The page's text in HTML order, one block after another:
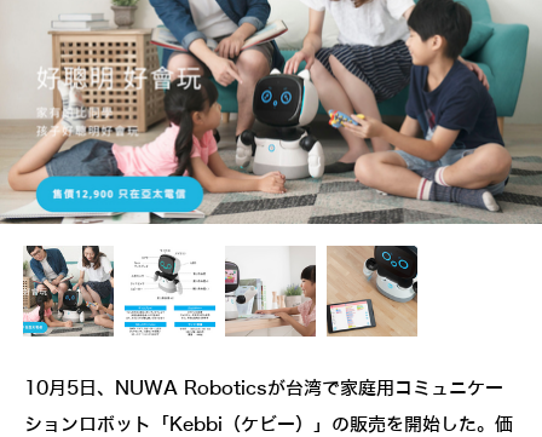
10月5日、NUWA Roboticsが台湾で家庭用コミュニケー
ションロボット「Kebbi（ケビー）」の販売を開始した。価